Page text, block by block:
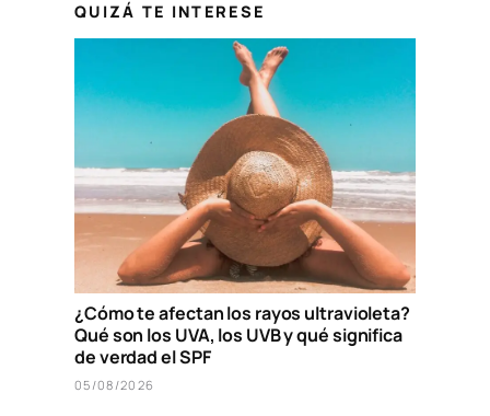
QUIZÁ TE INTERESE
¿Cómo te afectan los rayos ultravioleta?
Qué son los UVA, los UVB y qué significa
de verdad el SPF
05/08/2026